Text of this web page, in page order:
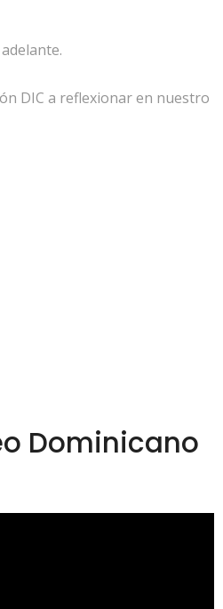
DIC a reflexionar en nuestro
Dominicano